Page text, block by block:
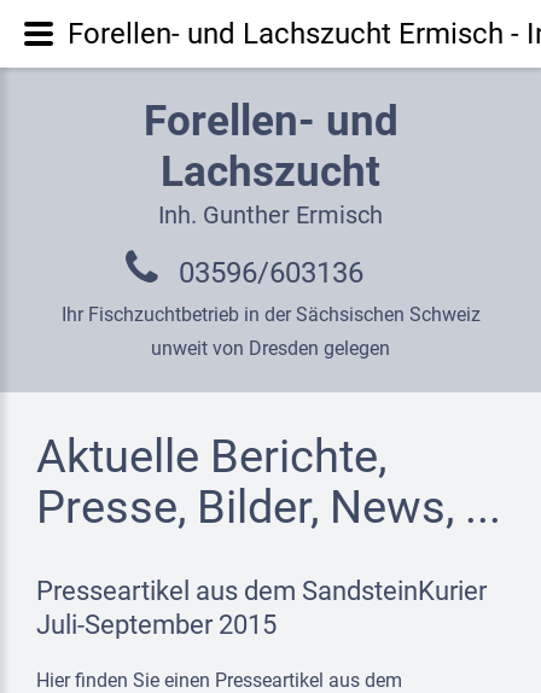
Forellen- und
Lachszucht
Inh. Gunther Ermisch
03596/603136
Ihr Fischzuchtbetrieb in der Sächsischen Schweiz
unweit von Dresden gelegen
Aktuelle Berichte,
Presse, Bilder, News, ...
Presseartikel aus dem SandsteinKurier
Juli-September 2015
Hier finden Sie einen Presseartikel aus dem
Forellen- und Lachszucht Ermisch -